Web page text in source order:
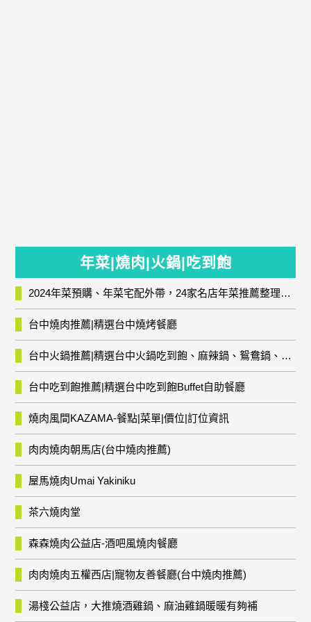
年菜|燒肉|火鍋|吃到飽
2024年菜預購、年菜宅配外帶，24家名店年菜推薦整理，圍爐輕鬆上菜團圓趣
台中燒肉推薦|精選台中燒烤餐廳
台中火鍋推薦|精選台中火鍋吃到飽、麻辣鍋、鴛鴦鍋、石頭火鍋、酸菜白肉鍋、海鮮鍋、燒酒雞、麻油雞、壽喜燒等熱門人氣火鍋店!
台中吃到飽推薦|精選台中吃到飽Buffet自助餐廳
燒肉風間KAZAMA-餐點|菜單|價位|訂位資訊
肉肉燒肉朝馬店(台中燒肉推薦)
屋馬燒肉Umai Yakiniku
茶六燒肉堂
森森燒肉公益店-酒吧風燒肉餐廳
肉肉燒肉五權西店|寵物友善餐廳(台中燒肉推薦)
湯棧公益店，大推燒酒雞鍋、麻油雞鍋暖暖有夠補